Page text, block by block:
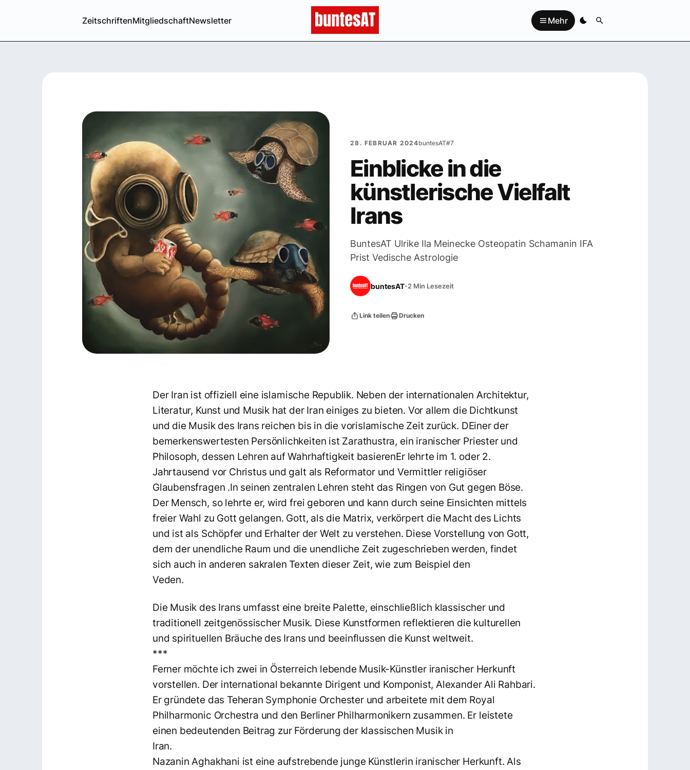
ZeitschriftenMitgliedschaftNewsletter Mehr
28. FEBRUAR 2024buntesAT#7
Einblicke in die
künstlerische Vielfalt
Irans
BuntesAT Ulrike Ila Meinecke Osteopatin Schamanin IFA
Prist Vedische Astrologie
buntesAT 2 Min Lesezeit
Link teilen Drucken
Der Iran ist offiziell eine islamische Republik. Neben der internationalen Architektur,
Literatur, Kunst und Musik hat der Iran einiges zu bieten. Vor allem die Dichtkunst
und die Musik des Irans reichen bis in die vorislamische Zeit zurück. DEiner der
bemerkenswertesten Persönlichkeiten ist Zarathustra, ein iranischer Priester und
Philosoph, dessen Lehren auf Wahrhaftigkeit basierenEr lehrte im 1. oder 2.
Jahrtausend vor Christus und galt als Reformator und Vermittler religiöser
Glaubensfragen .In seinen zentralen Lehren steht das Ringen von Gut gegen Böse.
Der Mensch, so lehrte er, wird frei geboren und kann durch seine Einsichten mittels
freier Wahl zu Gott gelangen. Gott, als die Matrix, verkörpert die Macht des Lichts
und ist als Schöpfer und Erhalter der Welt zu verstehen. Diese Vorstellung von Gott,
dem der unendliche Raum und die unendliche Zeit zugeschrieben werden, findet
sich auch in anderen sakralen Texten dieser Zeit, wie zum Beispiel den
Veden.
Die Musik des Irans umfasst eine breite Palette, einschließlich klassischer und
traditionell zeitgenössischer Musik. Diese Kunstformen reflektieren die kulturellen
und spirituellen Bräuche des Irans und beeinflussen die Kunst weltweit.
***
Ferner möchte ich zwei in Österreich lebende Musik-Künstler iranischer Herkunft
vorstellen. Der international bekannte Dirigent und Komponist, Alexander Ali Rahbari.
Er gründete das Teheran Symphonie Orchester und arbeitete mit dem Royal
Philharmonic Orchestra und den Berliner Philharmonikern zusammen. Er leistete
einen bedeutenden Beitrag zur Förderung der klassischen Musik in
Iran.
Nazanin Aghakhani ist eine aufstrebende junge Künstlerin iranischer Herkunft. Als